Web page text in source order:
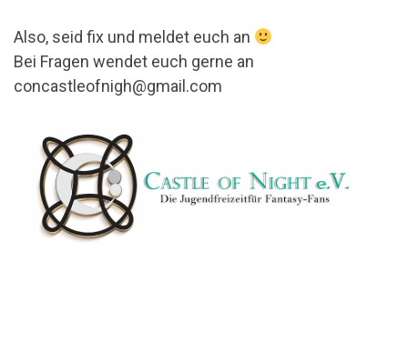
Also, seid fix und meldet euch an
Bei Fragen wendet euch gerne an
concastleofnigh@gmail.com